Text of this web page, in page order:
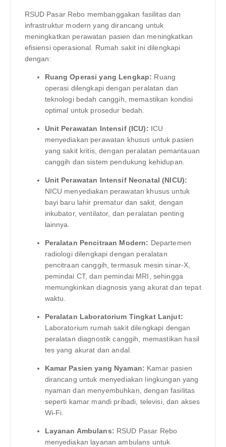
RSUD Pasar Rebo membanggakan fasilitas dan
infrastruktur modern yang dirancang untuk
meningkatkan perawatan pasien dan meningkatkan
efisiensi operasional. Rumah sakit ini dilengkapi
dengan:
Ruang Operasi yang Lengkap: Ruang
operasi dilengkapi dengan peralatan dan
teknologi bedah canggih, memastikan kondisi
optimal untuk prosedur bedah.
Unit Perawatan Intensif (ICU): ICU
menyediakan perawatan khusus untuk pasien
yang sakit kritis, dengan peralatan pemantauan
canggih dan sistem pendukung kehidupan.
Unit Perawatan Intensif Neonatal (NICU):
NICU menyediakan perawatan khusus untuk
bayi baru lahir prematur dan sakit, dengan
inkubator, ventilator, dan peralatan penting
lainnya.
Peralatan Pencitraan Modern: Departemen
radiologi dilengkapi dengan peralatan
pencitraan canggih, termasuk mesin sinar-X,
pemindai CT, dan pemindai MRI, sehingga
memungkinkan diagnosis yang akurat dan tepat
waktu.
Peralatan Laboratorium Tingkat Lanjut:
Laboratorium rumah sakit dilengkapi dengan
peralatan diagnostik canggih, memastikan hasil
tes yang akurat dan andal.
Kamar Pasien yang Nyaman: Kamar pasien
dirancang untuk menyediakan lingkungan yang
nyaman dan menyembuhkan, dengan fasilitas
seperti kamar mandi pribadi, televisi, dan akses
Wi-Fi.
Layanan Ambulans: RSUD Pasar Rebo
menyediakan layanan ambulans untuk